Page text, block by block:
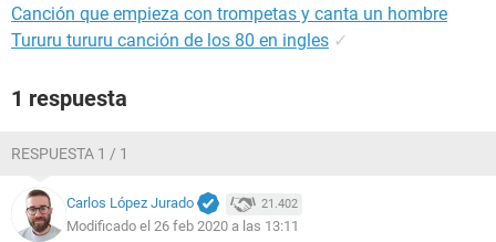
Canción que empieza con trompetas y canta un hombre
Tururu tururu canción de los 80 en ingles ✓
1 respuesta
RESPUESTA 1 / 1
Carlos López Jurado 21.402
Modificado el 26 feb 2020 a las 13:11